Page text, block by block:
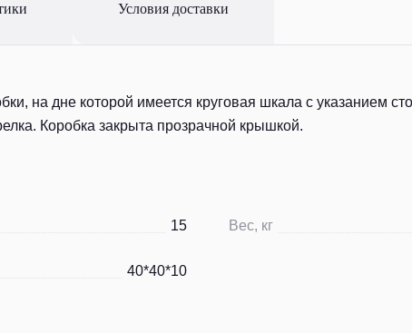
Условия доставки
на дне которой имеется круговая шкала с указанием
Коробка закрыта прозрачной крышкой.
15
40*40*10
Вес, кг